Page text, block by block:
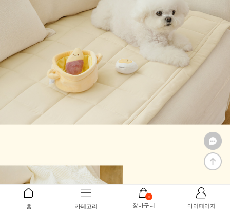
홈 카테고리
0
장바구니 마이페이지